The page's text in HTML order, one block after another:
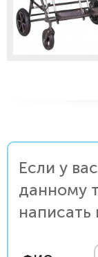
Если у
данному